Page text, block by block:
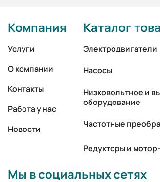
Компания
Услуги
О компании
Контакты
Работа у нас
Новости
Каталог
Электродвигатели
Насосы
Низковольтное и
оборудование
Частотные
Редукторы и
Мы в социальных сетях